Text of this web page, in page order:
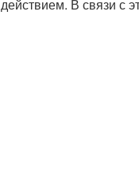
действием. В связи с